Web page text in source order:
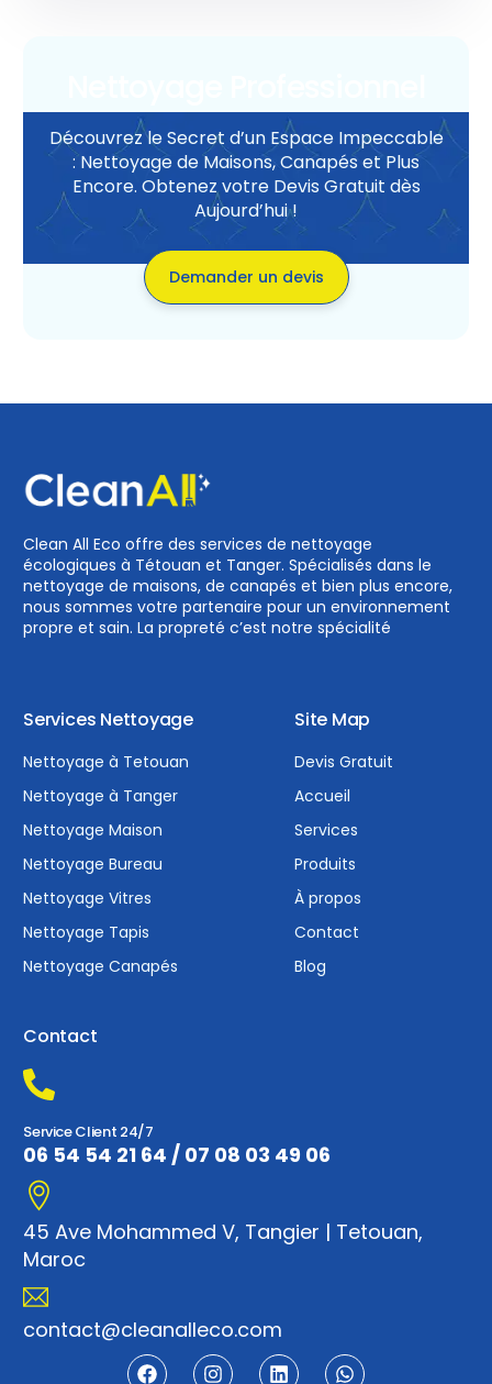
Découvrez le Secret d’un Espace Impeccable
: Nettoyage de Maisons, Canapés et Plus
Encore. Obtenez votre Devis Gratuit dès
Aujourd’hui !
Demander un devis
Clean All Eco offre des services de nettoyage
écologiques à Tétouan et Tanger. Spécialisés dans le
nettoyage de maisons, de canapés et bien plus encore,
nous sommes votre partenaire pour un environnement
propre et sain. La propreté c’est notre spécialité
Services Nettoyage
Nettoyage à Tetouan
Nettoyage à Tanger
Nettoyage Maison
Nettoyage Bureau
Nettoyage Vitres
Nettoyage Tapis
Nettoyage Canapés
Site Map
Devis Gratuit
Accueil
Services
Produits
À propos
Contact
Blog
Contact
Service Client 24/7
06 54 54 21 64 / 07 08 03 49 06
45 Ave Mohammed V, Tangier | Tetouan,
Maroc
contact@cleanalleco.com